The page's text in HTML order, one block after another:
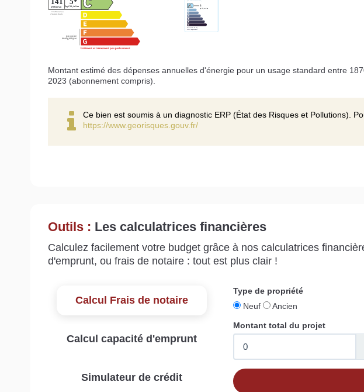
Montant estimé des dépenses annuelles d'énergie pour un usage standard entre
2023 (abonnement compris).
Ce bien est soumis à un diagnostic ERP (État des Risques et Pollutions).
https://www.georisques.gouv.fr/
Outils : Les calculatrices financières
Calculez facilement votre budget grâce à nos calculatrices
d'emprunt, ou frais de notaire : tout est plus clair !
Calcul Frais de notaire
Calcul capacité d'emprunt
Simulateur de crédit